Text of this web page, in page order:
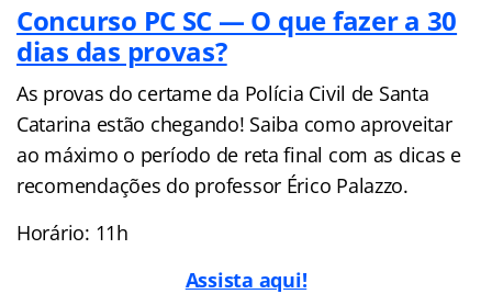
Concurso PC SC — O que fazer a 30
dias das provas?
As provas do certame da Polícia Civil de Santa
Catarina estão chegando! Saiba como aproveitar
ao máximo o período de reta final com as dicas e
recomendações do professor Érico Palazzo.
Horário: 11h
Assista aqui!